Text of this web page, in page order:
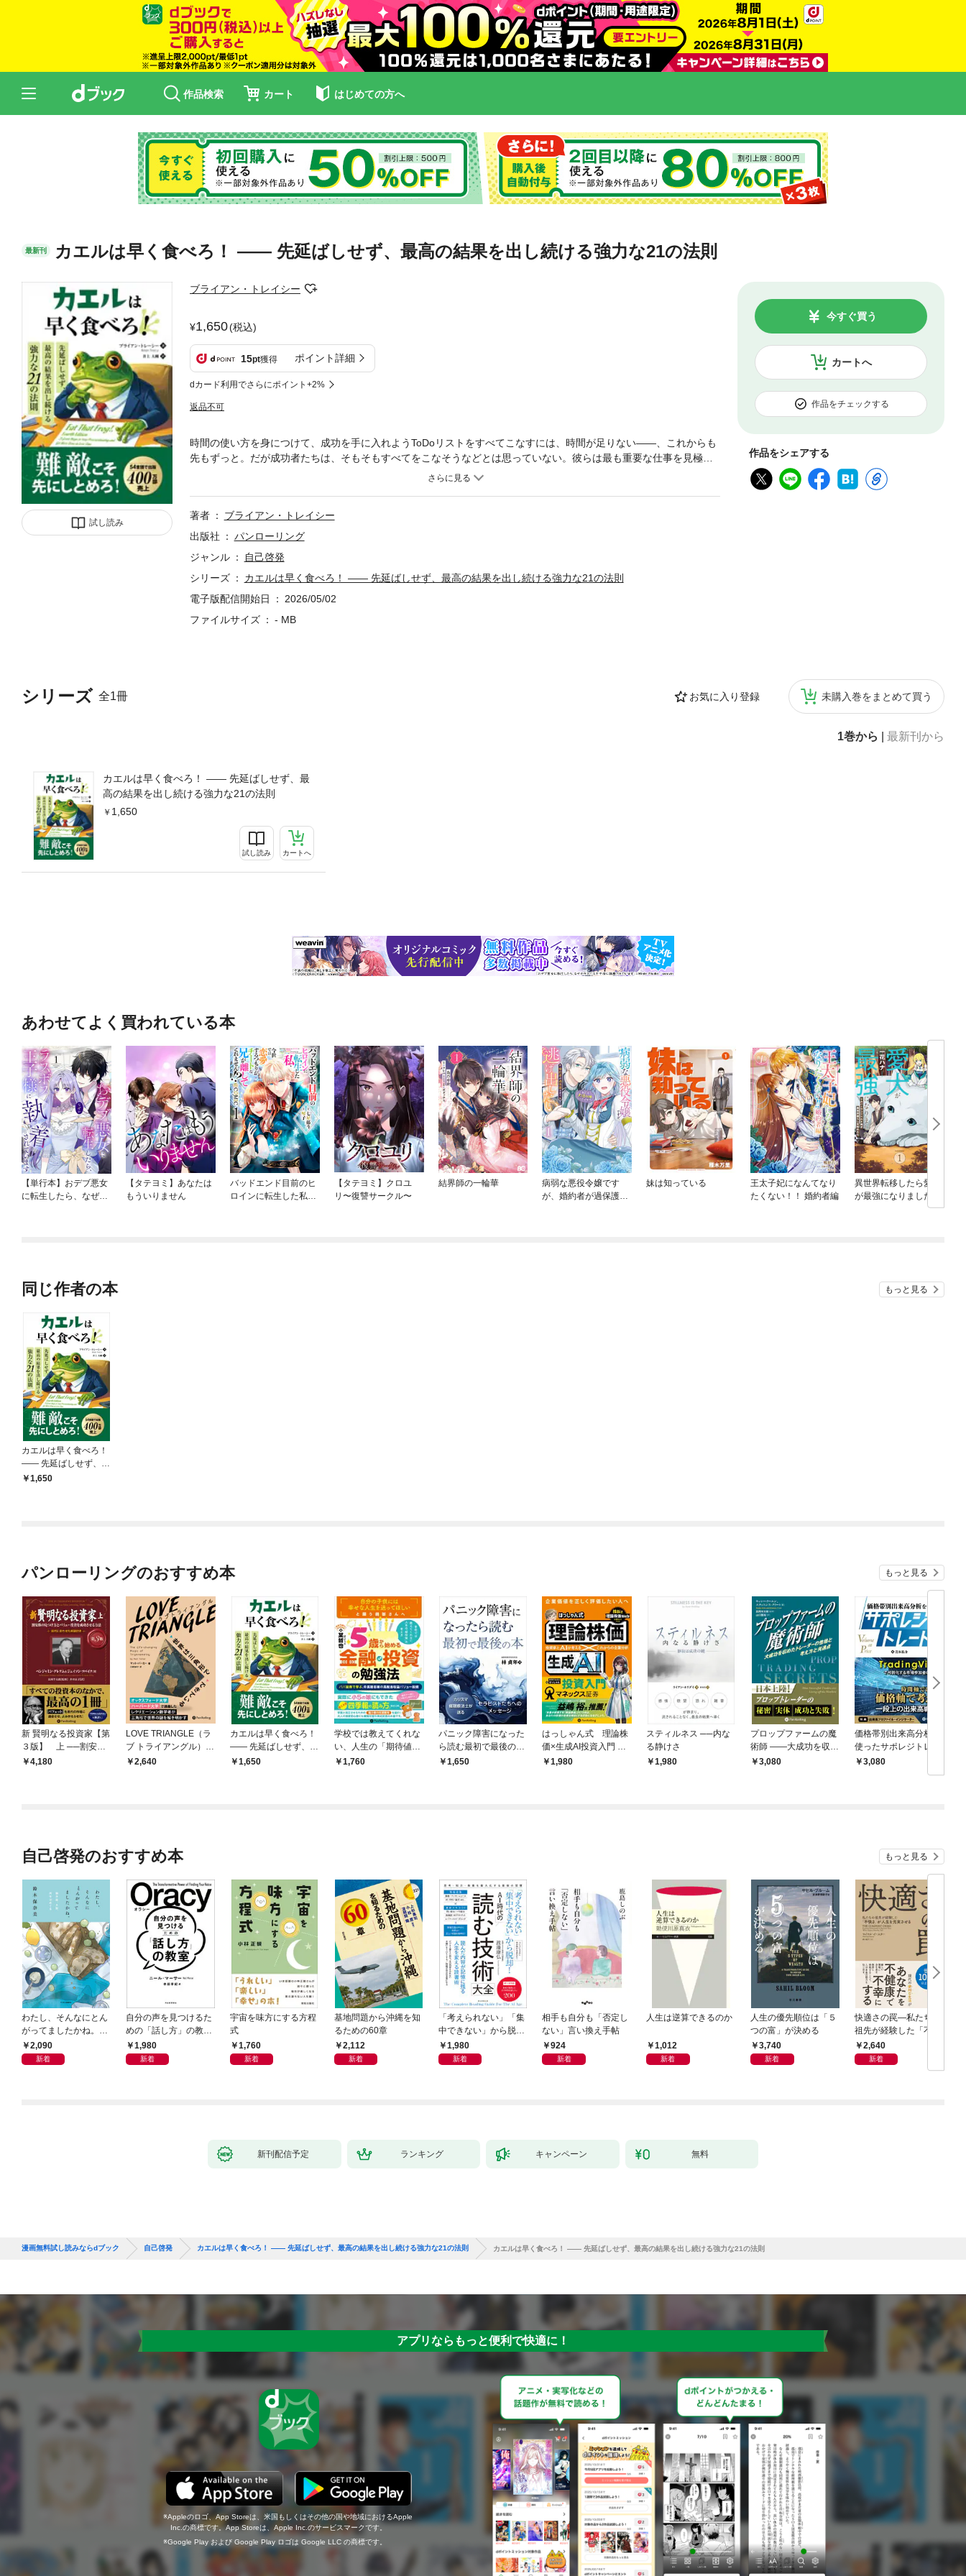
作品検索 カート はじめての方へ
最新刊 カエルは早く食べろ！ ―― 先延ばしせず、最高の結果を出し続ける強力な21の法則
試し読み
ブライアン・トレイシー
1,650(税込)
15pt獲得 ポイント詳細
dカード利用でさらにポイント+2%
返品不可
カートへ
今すぐ買う
作品をチェックする
作品をシェアする
シリーズ 全1冊 お気に入り登録 未購入巻をまとめて買う
1巻から 最新刊から
カエルは早く食べろ！ ―― 先延ばしせず、最
高の結果を出し続ける強力な21の法則
1,650
試し読み カートへ
時間の使い方を身につけて、成功を手に入れようToDoリストをすべてこなすには、時間が足りない――、これからも
先もずっと。だが成功者たちは、そもそもすべてをこなそうなどとは思っていない。彼らは最も重要な仕事を見極
め、それに集中して、確実に実行している。つまり一番の難敵である〝カエル〟を食べなければならないことを熟知
集中し、効率よく達成する方法を教えてくれる。ブライアン・トレイシーは、基調講演者やセミナーの講師として、
毎年25万人以上の観客を前に講演をおこなっており、潜在能力の開発と能力の向上に関して、アメリカでもトップク
リアの成功にとってなぜタイムマネジメントが不可欠なのかを解説する新たな章が加わった。本書に提示された「21
のパワフルな法則」を実行すれば、時間管理に不可欠な３要素（決断、自己規律、決意）によって生産性を大きく向
上させる方法を発見できるはずだ。あなたの時間はかぎられている――だが、カエルを食べる方法を学べば、可能性
著者
ブライアン・トレイシー
出版社
パンローリング
ジャンル
自己啓発
シリーズ
カエルは早く食べろ！ ―― 先延ばしせず、最高の結果を出し続ける強力な21の法則
電子版配信開始日
2026/05/02
ファイルサイズ
- MB
あわせてよく買われている本
【単行本】おデブ悪女
に転生したら、なぜか
【タテヨミ】あなたは
もういりません
バッドエンド目前のヒ
ロインに転生した私、
【タテヨミ】クロユ
リ〜復讐サークル〜
結界師の一輪華
病弱な悪役令嬢です
が、婚約者が過保護す
妹は知っている
王太子妃になんてなり
たくない！！ 婚約者編
異世界転移したら愛犬
が最強になりました ～
シルバーフェンリルと
同じ作者の本 もっと見る
カエルは早く食べろ！
―― 先延ばしせず、最
高の結果を出し続ける
1,650
パンローリングのおすすめ本 もっと見る
新 賢明なる投資家【第
３版】 上 ──割安株
の見つけ方とバリュー
4,180
LOVE TRIANGLE（ラ
ブ トライアングル）―
―世界は三角形ででき
2,640
カエルは早く食べろ！
―― 先延ばしせず、最
高の結果を出し続ける
1,650
学校では教えてくれな
い、人生の「期待値」
の考え方 「５歳」か
1,760
パニック障害になった
ら読む最初で最後の
本 ──カリスマ催眠
1,650
はっしゃん式 理論株
価×生成AI投資入門 ──
投資家とAIが考える
1,980
スティルネス ──内な
る静けさ
1,980
プロップファームの魔
術師 ――大成功を収め
たトレーダーの性格と
3,080
価格帯別出来高分析を
使ったサポレジトレー
ド3,080
自己啓発のおすすめ本 もっと見る
わたし、そんなにとん
がってましたかね。
獅子座、Ａ型、丙午は
めぐる
2,090
新着
自分の声を見つけるた
めの「話し方」の教
室 Ｏｒａｃｙ（オラ
シー）
1,980
新着
宇宙を味方にする方程
式
1,760
新着
基地問題から沖縄を知
るための60章
2,112
新着
「考えられない」「集
中できない」から脱
却！ AI時代の読む技
術大全
1,980
新着
相手も自分も「否定し
ない」言い換え手帖
924
新着
人生は逆算できるのか
1,012
新着
人生の優先順位は「５
つの富」が決める
3,740
新着
快適さの罠―私たちの
祖先が経験した「不快
さ」が人生を充実させ
る
2,640
新着
新刊配信予定 ランキング キャンペーン 無料
漫画無料試し読みならdブック 自己啓発 カエルは早く食べろ！ ―― 先延ばしせず、最高の結果を出し続ける強力な21の法則 カエルは早く食べろ！ ―― 先延ばしせず、最高の結果を出し続ける強力な21の法則
アプリならもっと便利で快適に！
Appleのロゴ、App Storeは、米国もしくはその他の国や地域におけるApple
Inc.の商標です。App Storeは、Apple Inc.のサービスマークです。
Google Play および Google Play ロゴは Google LLC の商標です。